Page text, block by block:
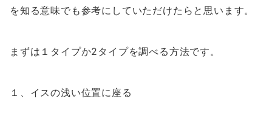
を知る意味でも参考にしていただけたらと思います。
まずは１タイプか2タイプを調べる方法です。
１、イスの浅い位置に座る